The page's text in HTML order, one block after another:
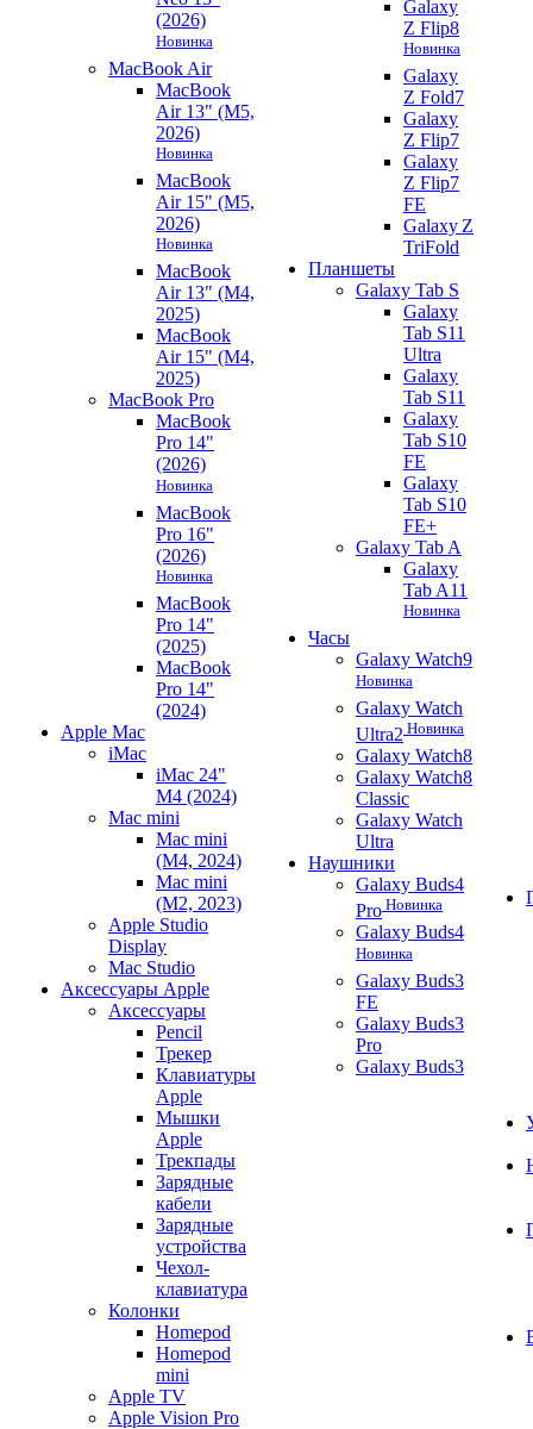
(2026)
Новинка
MacBook Air
MacBook
Air 13" (M5,
2026)
Новинка
MacBook
Air 15" (M5,
2026)
Новинка
MacBook
Air 13" (M4,
2025)
MacBook
Air 15" (M4,
2025)
MacBook Pro
MacBook
Pro 14"
(2026)
Новинка
MacBook
Pro 16"
(2026)
Новинка
MacBook
Pro 14"
(2025)
MacBook
Pro 14"
(2024)
Apple Mac
iMac
iMac 24"
M4 (2024)
Mac mini
Mac mini
(M4, 2024)
Mac mini
(M2, 2023)
Apple Studio
Display
Mac Studio
Аксессуары Apple
Аксессуары
Pencil
Трекер
Клавиатуры
Apple
Мышки
Apple
Трекпады
Зарядные
кабели
Зарядные
устройства
Чехол-
клавиатура
Колонки
Homepod
Homepod
mini
Apple TV
Apple Vision Pro
Galaxy
Z Flip8
Новинка
Galaxy
Z Fold7
Galaxy
Z Flip7
Galaxy
Z Flip7
FE
Galaxy Z
TriFold
Планшеты
Galaxy Tab S
Galaxy
Tab S11
Ultra
Galaxy
Tab S11
Galaxy
Tab S10
FE
Galaxy
Tab S10
FE+
Galaxy Tab A
Galaxy
Tab A11
Новинка
Часы
Galaxy Watch9
Новинка
Galaxy Watch
Ultra2 Новинка
Galaxy Watch8
Galaxy Watch8
Classic
Galaxy Watch
Ultra
Наушники
Galaxy Buds4
Pro Новинка
Galaxy Buds4
Новинка
Galaxy Buds3
FE
Galaxy Buds3
Pro
Galaxy Buds3